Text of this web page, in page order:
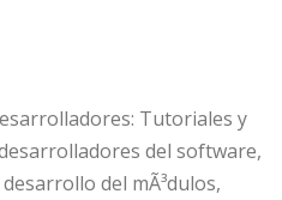
Tutoriales y
del software,
del mÃ³dulos,